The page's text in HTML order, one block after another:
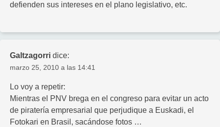
defienden sus intereses en el plano legislativo, etc.
Galtzagorri dice:
marzo 25, 2010 a las 14:41
Lo voy a repetir:
Mientras el PNV brega en el congreso para evitar un acto
de piratería empresarial que perjudique a Euskadi, el
Fotokari en Brasil, sacándose fotos …